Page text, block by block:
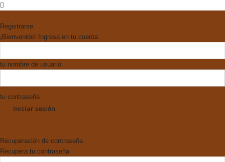
Registrarse
¡Bienvenido! Ingresa en tu cuenta
tu nombre de usuario
tu contraseña
Recuperación de contraseña
Recupera tu contraseña